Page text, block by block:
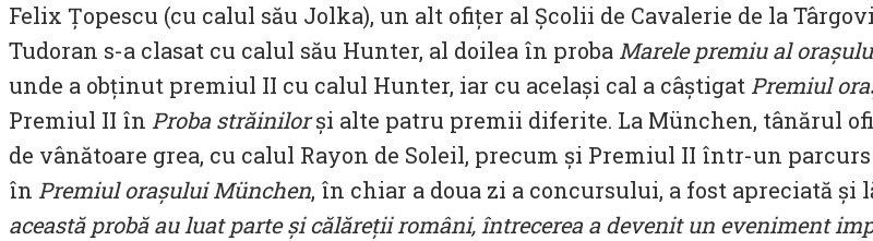
Felix Țopescu (cu calul său Jolka), un alt ofițer al Școlii de Cavalerie de la
Tudoran s-a clasat cu calul său Hunter, al doilea în proba Marele premiu al
unde a obținut premiul II cu calul Hunter, iar cu același cal a câștigat Premiul
Premiul II în Proba străinilorși alte patru premii diferite. La München, tânărul
de vânătoare grea, cu calul Rayon de Soleil, precum și Premiul II într-un
în Premiul orașului München, în chiar a doua zi a concursului, a fost apreciată și
această probă au luat parte și călăreții români, întrecerea a devenit un eveniment